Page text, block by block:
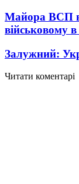
Майора ВСП
військовому
Залужний:
Читати коментарі